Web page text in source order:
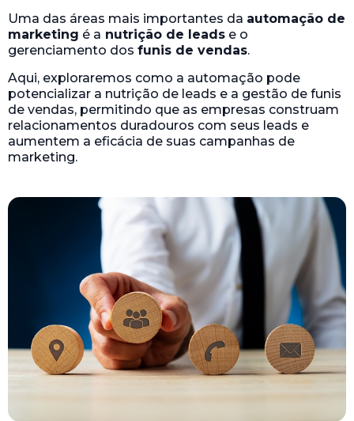
Uma das áreas mais importantes da automação de
marketing é a nutrição de leads e o
gerenciamento dos funis de vendas.
Aqui, exploraremos como a automação pode
potencializar a nutrição de leads e a gestão de funis
de vendas, permitindo que as empresas construam
relacionamentos duradouros com seus leads e
aumentem a eficácia de suas campanhas de
marketing.